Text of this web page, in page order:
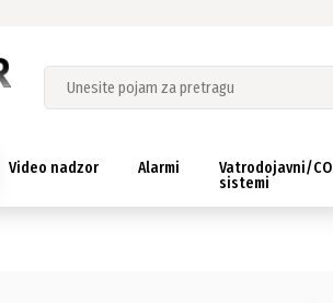
Video nadzor Alarmi
Vatrodojavni/CO
sistemi